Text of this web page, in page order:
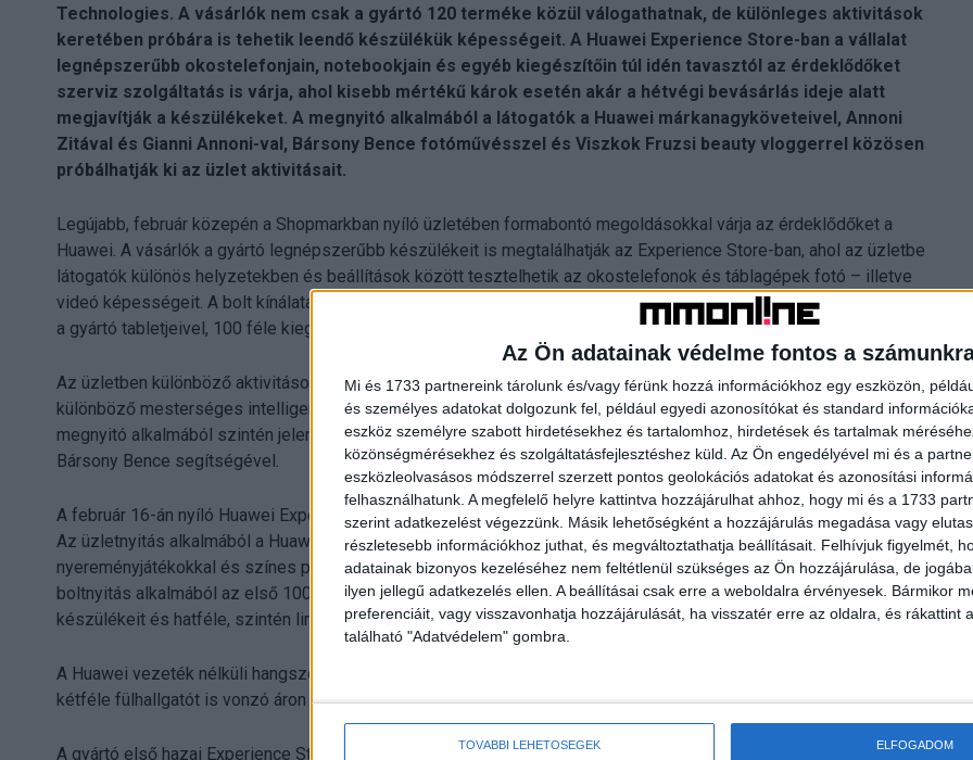
Az Ön adatainak védelme fontos a
Mi és 1733 partnereink tárolunk és/vagy férünk hozzá információkhoz egy eszközön,
és személyes adatokat dolgozunk fel, például egyedi azonosítókat és standard
eszköz személyre szabott hirdetésekhez és tartalomhoz, hirdetések és tartalmak
közönségmérésekhez és szolgáltatásfejlesztéshez küld. Az Ön engedélyével mi és a
eszközleolvasásos módszerrel szerzett pontos geolokációs adatokat és azonosítási
felhasználhatunk. A megfelelő helyre kattintva hozzájárulhat ahhoz, hogy mi és a 1733
szerint adatkezelést végezzünk. Másik lehetőségként a hozzájárulás megadása vagy
részletesebb információkhoz juthat, és megváltoztathatja beállításait. Felhívjuk figyelmét,
adatainak bizonyos kezeléséhez nem feltétlenül szükséges az Ön hozzájárulása, de
ilyen jellegű adatkezelés ellen. A beállításai csak erre a weboldalra érvényesek. Bármikor
preferenciáit, vagy visszavonhatja hozzájárulását, ha visszatér erre az oldalra, és rákattint
található "Adatvédelem" gombra.
TOVÁBBI LEHETŐSÉGEK ELFOGADOM
Technologies. A vásárlók nem csak a gyártó 120 terméke közül válogathatnak, de különleges aktivitások
keretében próbára is tehetik leendő készülékük képességeit. A Huawei Experience Store-ban a vállalat
legnépszerűbb okostelefonjain, notebookjain és egyéb kiegészítőin túl idén tavasztól az érdeklődőket
szerviz szolgáltatás is várja, ahol kisebb mértékű károk esetén akár a hétvégi bevásárlás ideje alatt
megjavítják a készülékeket. A megnyitó alkalmából a látogatók a Huawei márkanagyköveteivel, Annoni
Zitával és Gianni Annoni-val, Bársony Bence fotóművésszel és Viszkok Fruzsi beauty vloggerrel közösen
próbálhatják ki az üzlet aktivitásait.
Legújabb, február közepén a Shopmarkban nyíló üzletében formabontó megoldásokkal várja az érdeklődőket a
Huawei. A vásárlók a gyártó legnépszerűbb készülékeit is megtalálhatják az Experience Store-ban, ahol az üzletbe
látogatók különös helyzetekben és beállítások között tesztelhetik az okostelefonok és táblagépek fotó – illetve
videó képességeit. A bolt kínálata a Huawei legutóbbi csúcskészülékei és középkategóriás okostelefonjai mellett
a gyártó tabletjeivel, 100 féle kiegészítővel és áprilistól a MateBook széria notebookjaival bővül.
Az üzletben különböző aktivitások várják az érdeklődőket, ahol a gyártó okostelefonjainak kameraképességeit és
különböző mesterséges intelligencia vezérelt beállításait a gyakorlatban is kipróbálhatják, szakképzett eladók és a
megnyitó alkalmából szintén jelen lévő márkanagykövetek, Annoni Zita és Gianni Annoni, Viszkok Fruzsi illetve
Bársony Bence segítségével.
A február 16-án nyíló Huawei Experience Store Magyarországon a gyártó első, de nem az utolsó ilyen jellegű boltja.
Az üzletnyitás alkalmából a Huawei márkanagykövetei délelőtt 10 órától kerekasztal beszélgetéssel,
nyereményjátékokkal és színes programokkal várják az érdeklődőket. A gyártó kiemelt ajánlataként a látogatók a
boltnyitás alkalmából az első 100-100-100 darab készülék erejéig kihagyhatatlan áron vásárolhatják meg a P széria
készülékeit és hatféle, szintén limitált mennyiségben kapható okoskiegészítőjét.
A Huawei vezeték nélküli hangszórói mellett, telefonnal szinkronizálható okoskarkötőit és okosmérlegeit, illetve
kétféle fülhallgatót is vonzó áron érhetik el a megnyitó napján a boltba látogatók.
A gyártó első hazai Experience Store-ja a megnyitót követően a bevásárlóközpont nyitva tartásához igazodva, a